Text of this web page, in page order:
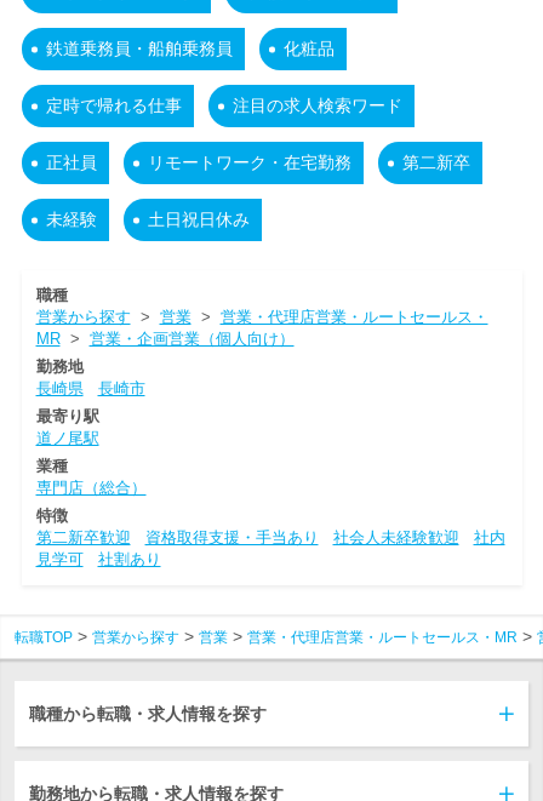
鉄道乗務員・船舶乗務員 化粧品
定時で帰れる仕事 注目の求人検索ワード
正社員 リモートワーク・在宅勤務 第二新卒
未経験 土日祝日休み
職種
営業から探す > 営業> 営業・代理店営業・ルートセールス・
MR> 営業・企画営業（個人向け）
勤務地
長崎県
長崎市
最寄り駅
道ノ尾駅
業種
専門店（総合）
特徴
第二新卒歓迎
資格取得支援・手当あり 社会人未経験歓迎
社内
見学可
社割あり
転職TOP 営業から探す 営業 営業・代理店営業・ルートセールス・MR
職種から転職・求人情報を探す
勤務地から転職・求人情報を探す